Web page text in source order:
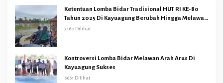
Ketentuan Lomba Bidar Tradisional HUT RI KE-80
Tahun 2025 Di Kayuagung Berubah Hingga Melawan
Arus
7160 Dilihat
Kontroversi Lomba Bidar Melawan Arah Arus Di
Kayuagung Sukses
6661 Dilihat